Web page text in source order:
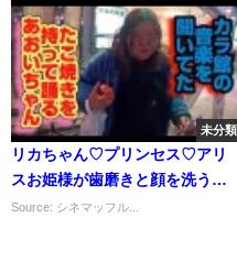
未分類
リカちゃん♡プリンセス♡アリ
スお姫様が歯磨きと顔を洗うよ♫
人形劇 アニメ ミニチュア おもち
Source: シネマッフル...